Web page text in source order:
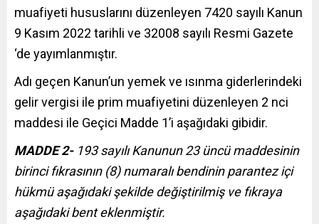
muafiyeti hususlarını düzenleyen 7420 sayılı Kanun
9 Kasım 2022 tarihli ve 32008 sayılı Resmi Gazete
‘de yayımlanmıştır.
Adı geçen Kanun’un yemek ve ısınma giderlerindeki
gelir vergisi ile prim muafiyetini düzenleyen 2 nci
maddesi ile Geçici Madde 1’i aşağıdaki gibidir.
MADDE 2-193 sayılı Kanunun 23 üncü maddesinin
birinci fıkrasının (8) numaralı bendinin parantez içi
hükmü aşağıdaki şekilde değiştirilmiş ve fıkraya
aşağıdaki bent eklenmiştir.